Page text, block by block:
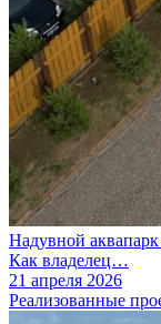
Надувной
Как владелец…
21 апреля 2026
Реализованные